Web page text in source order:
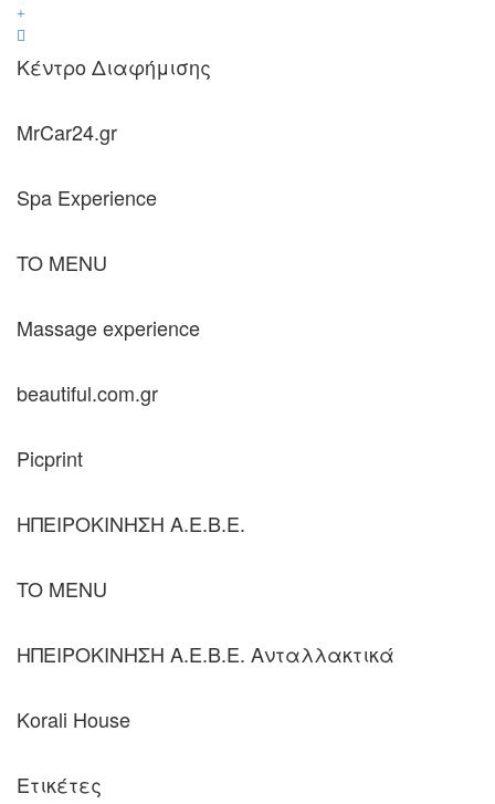
Κέντρο Διαφήμισης
MrCar24.gr
Spa Experience
TO MENU
Massage experience
beautiful.com.gr
Picprint
ΗΠΕΙΡΟΚΙΝΗΣΗ Α.Ε.Β.Ε.
TO MENU
ΗΠΕΙΡΟΚΙΝΗΣΗ Α.Ε.Β.Ε. Ανταλλακτικά
Κorali Ηouse
Ετικέτες